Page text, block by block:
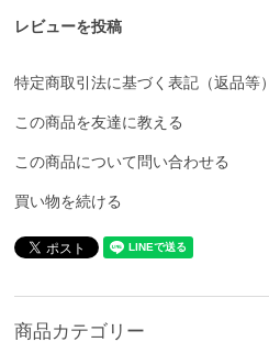
レビューを投稿
特定商取引法に基づく表記（返品等）
この商品を友達に教える
この商品について問い合わせる
買い物を続ける
商品カテゴリー